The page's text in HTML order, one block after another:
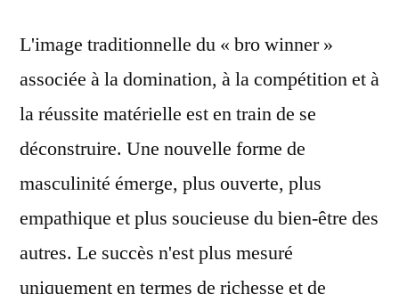
L'image traditionnelle du « bro winner »
associée à la domination, à la compétition et à
la réussite matérielle est en train de se
déconstruire. Une nouvelle forme de
masculinité émerge, plus ouverte, plus
empathique et plus soucieuse du bien-être des
autres. Le succès n'est plus mesuré
uniquement en termes de richesse et de